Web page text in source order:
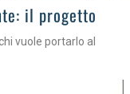
il progetto
vuole portarlo al